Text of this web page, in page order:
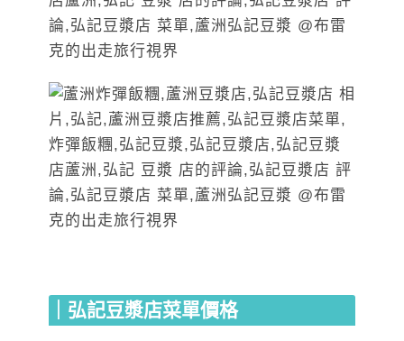
｜弘記豆漿店菜單價格